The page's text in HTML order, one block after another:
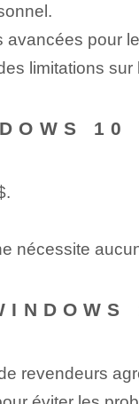
pour
limitations
10
nécessite
revendeurs